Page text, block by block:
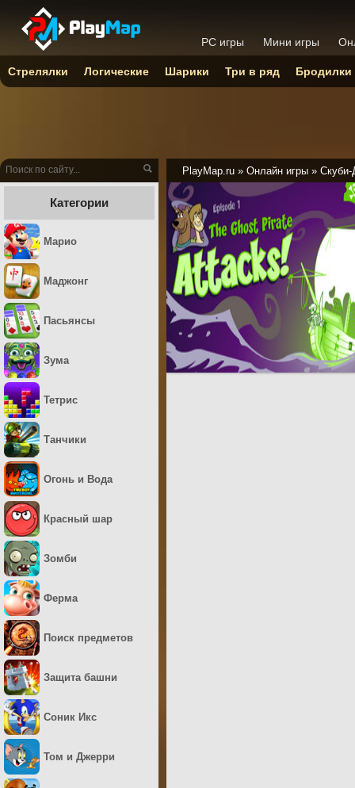
PlayMap.ru » Онлайн игры » Скуби-
Категории
Марио
Маджонг
Пасьянсы
Зума
Тетрис
Танчики
Огонь и Вода
Красный шар
Зомби
Ферма
Поиск предметов
Защита башни
Соник Икс
Том и Джерри
PC игры Мини игры
Стрелялки Логические Шарики Три в ряд Бродилки